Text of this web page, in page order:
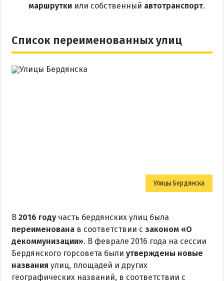
маршрутки или собственный автотранспорт.
Список переименованных улиц
Улицы Бердянска
В 2016 году часть бердянских улиц была
переименована в соответствии с законом «О
декоммунизации». В феврале 2016 года на сессии
Бердянского горсовета были утверждены новые
названия улиц, площадей и других
географических названий, в соответствии с